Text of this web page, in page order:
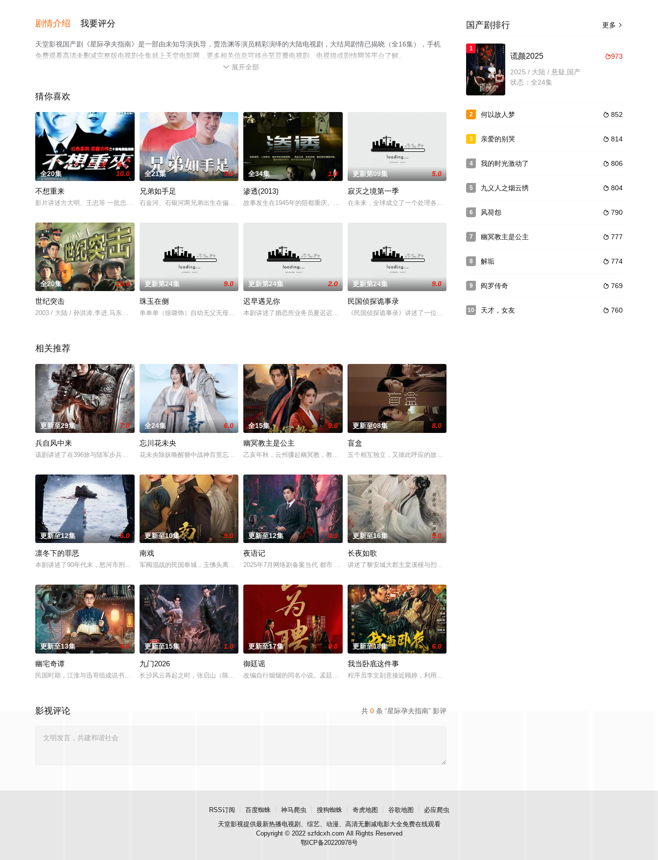
剧情介绍 我要评分
天堂影视国产剧《星际孕夫指南》是一部由未知导演执导，贾浩渊等演员精彩演绎的大陆电视剧，大结局剧情已揭晓（全16集），手机
免费观看高清未删减完整版电视剧全集就上天堂电影网，更多相关信息可移步至豆瓣电视剧、电视猫或剧情网等平台了解。
 展开全部
猜你喜欢
全20集 10.0
不想重来
影片讲述方大明、王忠等 一批忠于职守的新闻记者，配合 公安机关和权力部门，联合铲除 黑暗势力的故事。是第一部反映 新闻舆论监督在惩治腐
全21集 9.0
兄弟如手足
石金河、石银河两兄弟出生在偏远贫苦的山区石门掌。由于家境贫寒，父亲石罗锅只好用抓阄来决定两兄弟的前程。哥哥石金河得以念完中学，并考取了
全34集 1.0
渗透(2013)
故事发生在1945年的陪都重庆。国民党特训班学生许忠义（沙溢 饰）因留级奉命进入沈阳的军统组织，他的任务是打入中共部队做卧底，军统沈阳
更新第09集 5.0
寂灭之境第一季
在未来，全球成立了一个处理各类超常规、突发情况的超常规事件处置中（Supernormal event Processing,简
全20集 10.0
世纪突击
2003 / 大陆 / 孙洪涛,李进,马东延,陈果,孙岩,牛军
更新第24集 9.0
珠玉在侧
单单单（徐璐饰）自幼无父无母，精灵古怪且胸怀事业。入裴府后，裴沛（毕雯珺饰）百般刁难，单单见招拆招，发生了一系列啼笑皆非的故事。裴沛在
更新第24集 2.0
迟早遇见你
本剧讲述了婚恋所业务员夏迟迟，为了帮助神秘大客户陆观明顺利脱单，不惧困难花招齐出，却阴差阳错与陆观明有情人终成眷属的恋爱故事。
更新第24集 9.0
民国侦探诡事录
《民国侦探诡事录》讲述了一位归国侦探张子远与女友莫莉阳在解决幽灵索命事件的过程中，揭露真相并感化
相关推荐
更新至29集 7.0
兵自风中来
该剧讲述了在396旅与陆军步兵学院联合举办的小型军事演习中，郭子剑因不满演习流于形式，假传指令要求真打实抗，虽引发哗然，却获赏识调任3
全24集 6.0
忘川花未央
花未央除妖唤醒簪中战神百里忘川元神，二人共感相连，一同寻仙草修复肉身。未央动心，却不知自身是身负玄鸟之力的夜族公主，前世相恋遭他任务背
全15集 9.0
幽冥教主是公主
乙亥年秋，云州骤起幽冥教，教主独孤晴专杀薄情负心德行有亏之辈。太子夏无双和好兄弟张小峰奉皇命携天子剑赴云州剿魔，初见独孤晴即中圈
更新至08集 8.0
盲盒
五个相互独立，又彼此呼应的故事——用一场精心策划的“夏令营”完成复仇的受害者；临终前与遗憾和解的“无
更新至12集 6.0
凛冬下的罪恶
本剧讲述了90年代末，怒河市刑侦支队在无普及监控、无DNA鉴定技术的支持下，通过摸排、勘查等传统刑侦手段，接连破获数起重案要案的艰难过
更新至10集 9.0
南戏
军阀混战的民国奉城，玉佛头离奇失窃，戏班主横尸戏台，将冷血少帅许又安与昆曲名伶荣筱楠推向不死不休的对立绝境。而他们不知，对方正是自己苦
更新至12集 4.0
夜语记
2025年7月网络剧备案当代 都市 海南越酷文化传媒有限公司
更新至16集 5.0
长夜如歌
讲述了黎安城大郡主棠溪槿与烈云峥之间曲折动人的情感，以及他们在复杂局势中坚守初心、勇敢面对困难的
更新至13集 4.0
幽宅奇谭
民国时期，江淮与迅哥组成说书班子，偶遇“白天人住屋，晚上鬼占房”的阴阳宅，江淮被掳走配“阴婚”。他与女探长穆英搭档，侦破阎王娶亲、五鬼
更新至15集 1.0
九门2026
长沙风云再起之时，张启山（陈伟霆 饰）与吴老狗（曾舜晞 饰）强强联手，携手霍仙姑（陈瑶 饰）与九门诸人共赴冒险奇局。一桩401部队的神
更新至17集 9.0
御廷谣
改编自行烟烟的同名小说。孟廷辉，大平王朝有史以来个以女子进士科三元及第入翰林院的奇女子。十年前的她被他从死人堆里救出来，蓬头垢面
更新至18集 6.0
我当卧底这件事
程序员李文刻意接近顾婷，利用顾炎女儿奴的属性，请求老炮儿顾炎带自己用程序员身份卧底电诈集团以求查
共 0 条 “星际孕夫指南” 影评
影视评论
更多 
国产剧排行
1
973
谎颜2025
2025 / 大陆 / 悬疑,国产
状态：全24集
2  852
何以故人梦
3  814
亲爱的别哭
4  806
我的时光激动了
5  804
九义人之烟云绣
6  790
风荷怨
7  777
幽冥教主是公主
8  774
解垢
9  769
阎罗传奇
10  760
天才，女友
RSS订阅 百度蜘蛛 神马爬虫 搜狗蜘蛛 奇虎地图 谷歌地图
必应爬虫
天堂影视提供最新热播电视剧、综艺、动漫、高清无删减电影大全免费在线观看
Copyright © 2022 szfdcxh.com All Rights Reserved
鄂ICP备20220978号